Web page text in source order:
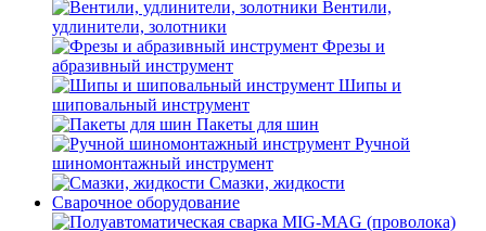
Вентили,
удлинители, золотники
Фрезы и
абразивный инструмент
Шипы и
шиповальный инструмент
Пакеты для шин
Ручной
шиномонтажный инструмент
Смазки, жидкости
Сварочное оборудование